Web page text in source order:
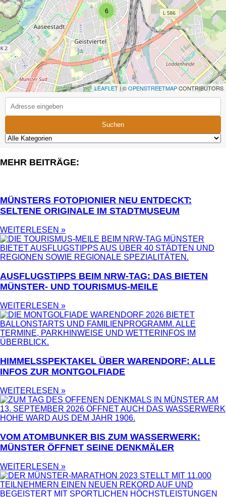
6
LEAFLET| ©OPENSTREETMAPCONTRIBUTORS
Suchen
MEHR BEITRÄGE:
MÜNSTERS FOTOPIONIER NEU ENTDECKT:
SELTENE ORIGINALE IM STADTMUSEUM
WEITERLESEN »
AUSFLUGSTIPPS BEIM NRW-TAG: DAS BIETEN
MÜNSTER- UND TOURISMUS-MEILE
WEITERLESEN »
HIMMELSSPEKTAKEL ÜBER WARENDORF: ALLE
INFOS ZUR MONTGOLFIADE
WEITERLESEN »
VOM ATOMBUNKER BIS ZUM WASSERWERK:
MÜNSTER ÖFFNET SEINE DENKMÄLER
WEITERLESEN »